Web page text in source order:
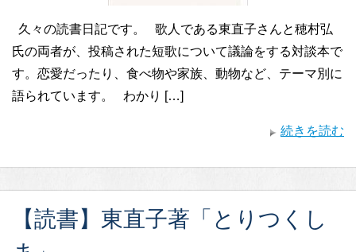
久々の読書日記です。 歌人である東直子さんと穂村弘
氏の両者が、投稿された短歌について議論をする対談本で
す。恋愛だったり、食べ物や家族、動物など、テーマ別に
語られています。 わかり […]
続きを読む
【読書】東直子著「とりつくし